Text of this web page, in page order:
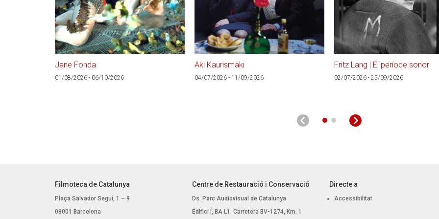
Jane Fonda
01/08/2026 - 06/10/2026
Aki Kaurismäki
04/07/2026 - 11/09/2026
Fritz Lang | El període sonor
02/07/2026 - 25/09/2026
Filmoteca de Catalunya
Plaça Salvador Seguí, 1 – 9
08001 Barcelona
Centre de Restauració i Conservació
Ds. Parc Audiovisual de Catalunya
Edifici I, BA L1. Carretera BV-1274, Km. 1
Directe a
Accessibilitat